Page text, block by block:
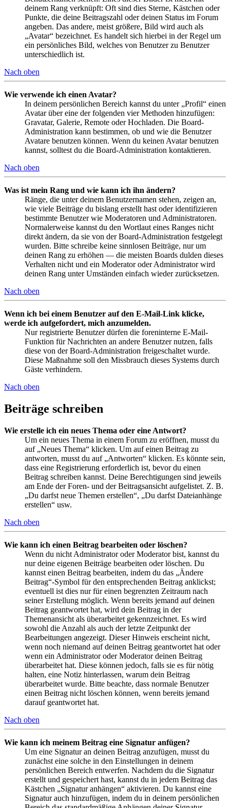
deinem Rang verknüpft: Oft sind dies Sterne, Kästchen oder
Punkte, die deine Beitragszahl oder deinen Status im Forum
angeben. Das andere, meist größere, Bild wird auch als
„Avatar“ bezeichnet. Es handelt sich hierbei in der Regel um
ein persönliches Bild, welches von Benutzer zu Benutzer
unterschiedlich ist.
Nach oben
Wie verwende ich einen Avatar?
In deinem persönlichen Bereich kannst du unter „Profil“ einen
Avatar über eine der folgenden vier Methoden hinzufügen:
Gravatar, Galerie, Remote oder Hochladen. Die Board-
Administration kann bestimmen, ob und wie die Benutzer
Avatare benutzen können. Wenn du keinen Avatar benutzen
kannst, solltest du die Board-Administration kontaktieren.
Nach oben
Was ist mein Rang und wie kann ich ihn ändern?
Ränge, die unter deinem Benutzernamen stehen, zeigen an,
wie viele Beiträge du bislang erstellt hast oder identifizieren
bestimmte Benutzer wie Moderatoren und Administratoren.
Normalerweise kannst du den Wortlaut eines Ranges nicht
direkt ändern, da sie von der Board-Administration festgelegt
wurden. Bitte schreibe keine sinnlosen Beiträge, nur um
deinen Rang zu erhöhen — die meisten Boards dulden dieses
Verhalten nicht und ein Moderator oder Administrator wird
deinen Rang unter Umständen einfach wieder zurücksetzen.
Nach oben
Wenn ich bei einem Benutzer auf den E-Mail-Link klicke,
werde ich aufgefordert, mich anzumelden.
Nur registrierte Benutzer dürfen die foreninterne E-Mail-
Funktion für Nachrichten an andere Benutzer nutzen, falls
diese von der Board-Administration freigeschaltet wurde.
Diese Maßnahme soll den Missbrauch dieses Systems durch
Gäste verhindern.
Nach oben
Beiträge schreiben
Wie erstelle ich ein neues Thema oder eine Antwort?
Um ein neues Thema in einem Forum zu eröffnen, musst du
auf „Neues Thema“ klicken. Um auf einen Beitrag zu
antworten, musst du auf „Antworten“ klicken. Es könnte sein,
dass eine Registrierung erforderlich ist, bevor du einen
Beitrag schreiben kannst. Deine Berechtigungen sind jeweils
am Ende der Foren- und der Beitragsansicht aufgelistet. Z. B.
„Du darfst neue Themen erstellen“, „Du darfst Dateianhänge
erstellen“ usw.
Nach oben
Wie kann ich einen Beitrag bearbeiten oder löschen?
Wenn du nicht Administrator oder Moderator bist, kannst du
nur deine eigenen Beiträge bearbeiten oder löschen. Du
kannst einen Beitrag bearbeiten, indem du das „Ändere
Beitrag“-Symbol für den entsprechenden Beitrag anklickst;
eventuell ist dies nur für einen begrenzten Zeitraum nach
seiner Erstellung möglich. Wenn bereits jemand auf deinen
Beitrag geantwortet hat, wird dein Beitrag in der
Themenansicht als überarbeitet gekennzeichnet. Es wird
sowohl die Anzahl als auch der letzte Zeitpunkt der
Bearbeitungen angezeigt. Dieser Hinweis erscheint nicht,
wenn noch niemand auf deinen Beitrag geantwortet hat oder
wenn ein Administrator oder Moderator deinen Beitrag
überarbeitet hat. Diese können jedoch, falls sie es für nötig
halten, eine Notiz hinterlassen, warum dein Beitrag
überarbeitet wurde. Bitte beachte, dass normale Benutzer
einen Beitrag nicht löschen können, wenn bereits jemand
darauf geantwortet hat.
Nach oben
Wie kann ich meinem Beitrag eine Signatur anfügen?
Um eine Signatur an deinen Beitrag anzufügen, musst du
zunächst eine solche in den Einstellungen in deinem
persönlichen Bereich entwerfen. Nachdem du die Signatur
erstellt und gespeichert hast, kannst du in jedem Beitrag das
Kästchen „Signatur anhängen“ aktivieren. Du kannst eine
Signatur auch hinzufügen, indem du in deinem persönlichen